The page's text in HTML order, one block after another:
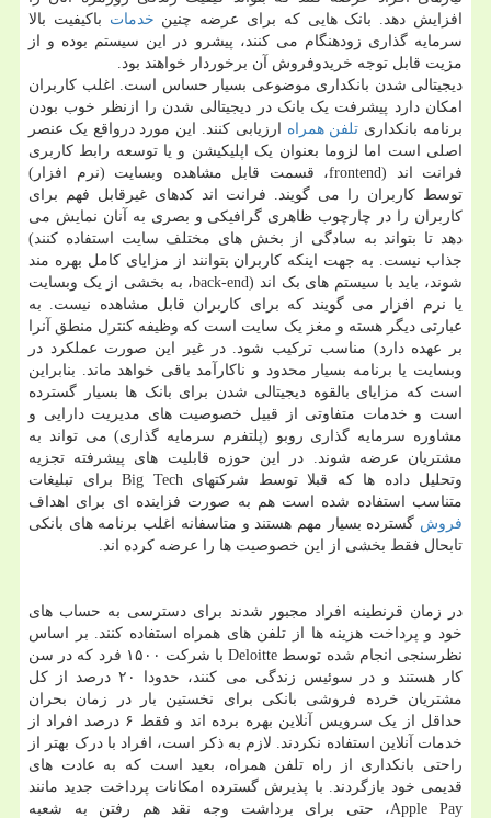
افزایش دهد. بانک هایی که برای عرضه چنین خدمات باکیفیت بالا
سرمایه گذاری زودهنگام می کنند، پیشرو در این سیستم بوده و از
مزیت قابل توجه خریدوفروش آن برخوردار خواهند بود.
دیجیتالی شدن بانکداری موضوعی بسیار حساس است. اغلب کاربران
امکان دارد پیشرفت یک بانک در دیجیتالی شدن را ازنظر خوب بودن
برنامه بانکداری تلفن همراه ارزیابی کنند. این مورد درواقع یک عنصر
اصلی است اما لزوما بعنوان یک اپلیکیشن و یا توسعه رابط کاربری
فرانت اند (frontend، قسمت قابل مشاهده وبسایت (نرم افزار)
توسط کاربران را می گویند. فرانت اند کدهای غیرقابل فهم برای
کاربران را در چارچوب ظاهری گرافیکی و بصری به آنان نمایش می
دهد تا بتواند به سادگی از بخش های مختلف سایت استفاده کنند)
جذاب نیست. به جهت اینکه کاربران بتوانند از مزایای کامل بهره مند
شوند، باید با سیستم های بک اند (back-end، به بخشی از یک وبسایت
یا نرم افزار می گویند که برای کاربران قابل مشاهده نیست. به
عبارتی دیگر هسته و مغز یک سایت است که وظیفه کنترل منطق آنرا
بر عهده دارد) مناسب ترکیب شود. در غیر این صورت عملکرد در
وبسایت یا برنامه بسیار محدود و ناکارآمد باقی خواهد ماند. بنابراین
است که مزایای بالقوه دیجیتالی شدن برای بانک ها بسیار گسترده
است و خدمات متفاوتی از قبیل خصوصیت های مدیریت دارایی و
مشاوره سرمایه گذاری روبو (پلتفرم سرمایه گذاری) می تواند به
مشتریان عرضه شوند. در این حوزه قابلیت های پیشرفته تجزیه
وتحلیل داده ها که قبلا توسط شرکتهای Big Tech برای تبلیغات
متناسب استفاده شده است هم به صورت فزاینده ای برای اهداف
فروش گسترده بسیار مهم هستند و متاسفانه اغلب برنامه های بانکی
تابحال فقط بخشی از این خصوصیت ها را عرضه کرده اند.
در زمان قرنطینه افراد مجبور شدند برای دسترسی به حساب های
خود و پرداخت هزینه ها از تلفن های همراه استفاده کنند. بر اساس
نظرسنجی انجام شده توسط Deloitte با شرکت ۱۵۰۰ فرد که در سن
کار هستند و در سوئیس زندگی می کنند، حدودا ۲۰ درصد از کل
مشتریان خرده فروشی بانکی برای نخستین بار در زمان بحران
حداقل از یک سرویس آنلاین بهره برده اند و فقط ۶ درصد افراد از
خدمات آنلاین استفاده نکردند. لازم به ذکر است، افراد با درک بهتر از
راحتی بانکداری از راه تلفن همراه، بعید است که به عادت های
قدیمی خود بازگردند. با پذیرش گسترده امکانات پرداخت جدید مانند
Apple Pay، حتی برای برداشت وجه نقد هم رفتن به شعبه